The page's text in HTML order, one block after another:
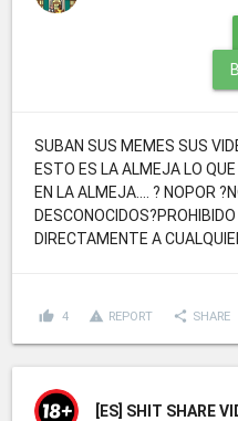
SUBAN SUS MEMES SUS
ESTO ES LA ALMEJA LO
EN LA ALMEJA.... ? NOPOR
DIRECTAMENTE A
thumb_up 4 report_problem REPORT share SHARE
[ES] SHIT SHARE